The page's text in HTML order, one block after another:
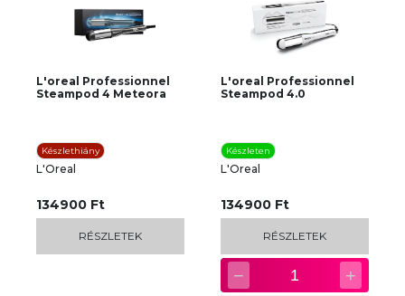
L'oreal Professionnel
Steampod 4 Meteora
Készlethiány
L'Oreal
134900 Ft
RÉSZLETEK
L'oreal Professionnel
Steampod 4.0
Készleten
L'Oreal
134900 Ft
RÉSZLETEK
− 1 +